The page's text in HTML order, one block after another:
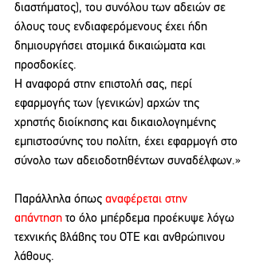
διαστήματος), του συνόλου των αδειών σε
όλους τους ενδιαφερόμενους έχει ήδη
δημιουργήσει ατομικά δικαιώματα και
προσδοκίες.
Η αναφορά στην επιστολή σας, περί
εφαρμογής των (γενικών) αρχών της
χρηστής διοίκησης και δικαιολογημένης
εμπιστοσύνης του πολίτη, έχει εφαρμογή στο
σύνολο των αδειοδοτηθέντων συναδέλφων.»
Παράλληλα όπως αναφέρεται στην
απάντηση το όλο μπέρδεμα προέκυψε λόγω
τεχνικής βλάβης του ΟΤΕ και ανθρώπινου
λάθους.